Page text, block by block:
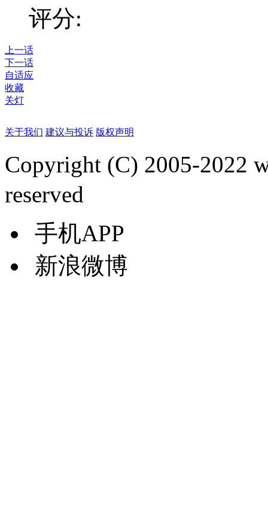
评分:
上一话
下一话
自适应
收藏
关灯
关于我们 建议与投诉 版权声明
Copyright (C) 2005-2022
reserved
手机APP
新浪微博